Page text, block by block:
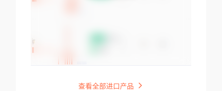
查看全部进口产品